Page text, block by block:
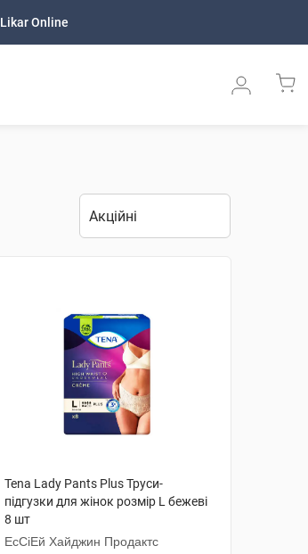
Likar Online
Tena Lady Pants Plus Труси-
підгузки для жінок розмір L бежеві
8 шт
ЕсСіЕй Хайджин Продактс